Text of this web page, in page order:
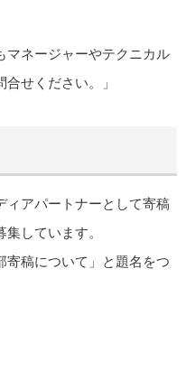
マネージャーやテクニカル
せください。」
ィアパートナーとして寄稿
しています。
寄稿について」と題名をつ